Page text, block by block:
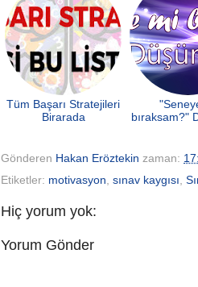
Tüm Başarı Stratejileri
Birarada
bıraksam?"
Gönderen Hakan Eröztekin zaman:
Etiketler: motivasyon, sınav kaygısı,
Hiç yorum yok:
Yorum Gönder